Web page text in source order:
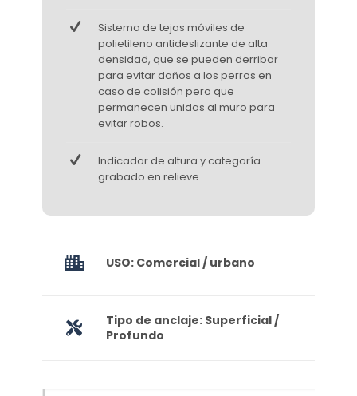
Sistema de tejas móviles de
polietileno antideslizante de alta
densidad, que se pueden derribar
para evitar daños a los perros en
caso de colisión pero que
permanecen unidas al muro para
evitar robos.
Indicador de altura y categoría
grabado en relieve.
USO: Comercial / urbano
Tipo de anclaje: Superficial /
Profundo